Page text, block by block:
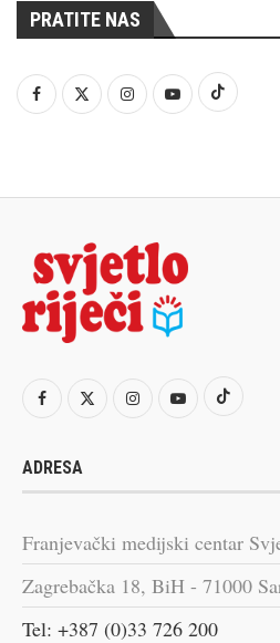
PRATITE NAS
ADRESA
Franjevački medijski centar
Zagrebačka 18, BiH - 71000
Tel: +387 (0)33 726 200